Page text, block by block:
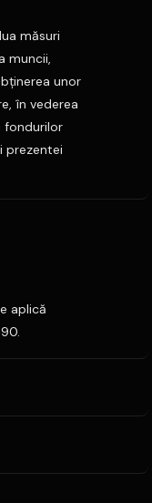
măsuri
muncii,
unor
în vederea
fondurilor
prezentei
aplică